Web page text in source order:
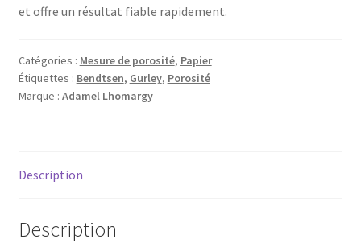
et offre un résultat fiable rapidement.
Catégories : Mesure de porosité, Papier
Étiquettes : Bendtsen, Gurley, Porosité
Marque : Adamel Lhomargy
Description
Description